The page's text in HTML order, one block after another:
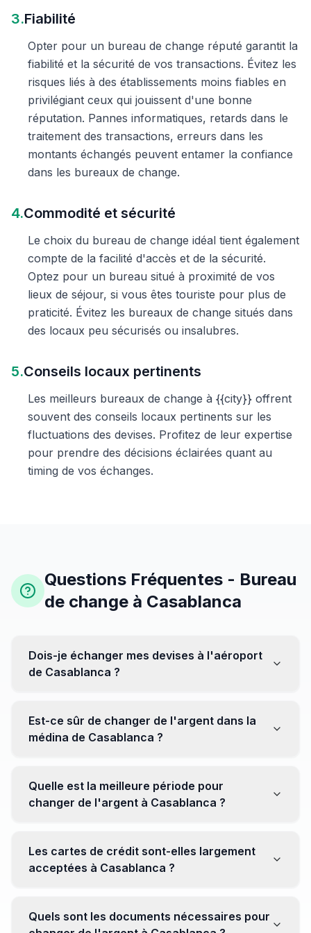
3.Fiabilité
Opter pour un bureau de change réputé garantit la
fiabilité et la sécurité de vos transactions. Évitez les
risques liés à des établissements moins fiables en
privilégiant ceux qui jouissent d'une bonne
réputation. Pannes informatiques, retards dans le
traitement des transactions, erreurs dans les
montants échangés peuvent entamer la confiance
dans les bureaux de change.
4.Commodité et sécurité
Le choix du bureau de change idéal tient également
compte de la facilité d'accès et de la sécurité.
Optez pour un bureau situé à proximité de vos
lieux de séjour, si vous êtes touriste pour plus de
praticité. Évitez les bureaux de change situés dans
des locaux peu sécurisés ou insalubres.
5.Conseils locaux pertinents
Les meilleurs bureaux de change à {{city}} offrent
souvent des conseils locaux pertinents sur les
fluctuations des devises. Profitez de leur expertise
pour prendre des décisions éclairées quant au
timing de vos échanges.
Questions Fréquentes - Bureau
de change à Casablanca
Dois-je échanger mes devises à l'aéroport
de Casablanca ?
être moins avantageux. Orientez-vous plutôt vers les
bureaux de change en ville pour obtenir de meilleurs
Est-ce sûr de changer de l'argent dans la
médina de Casablanca ?
établissements réputés pour éviter les surprises.
Quelle est la meilleure période pour
changer de l'argent à Casablanca ?
soyez attentif aux fluctuations pour maximiser la valeur
de vos devises.
Les cartes de crédit sont-elles largement
acceptées à Casablanca ?
Cependant, avoir un peu de monnaie locale peut être
Quels sont les documents nécessaires pour